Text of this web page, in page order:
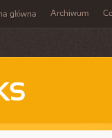
główna Archiwum